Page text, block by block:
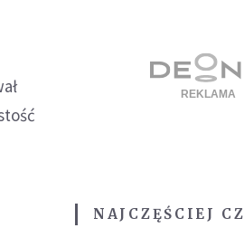
NAJCZĘŚCIEJ